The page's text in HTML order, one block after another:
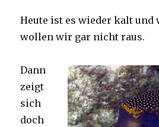
Heute ist es wieder kalt
wollen wir gar nicht raus.
Dann
zeigt
sich
doch